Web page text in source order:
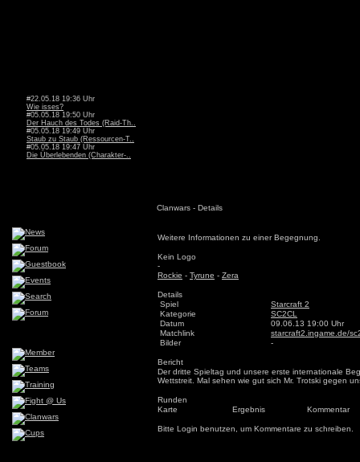
#22.05.18 19:36 Uhr
Wie isses?
#05.05.18 19:50 Uhr
Der Hauch des Todes (Raid-Th..
#05.05.18 19:49 Uhr
Staub zu Staub (Ressourcen-T..
#05.05.18 19:47 Uhr
Die Überlebenden (Charakter-..
Clanwars - Details
Weitere Informationen zu einer Begegnung.
Kein Logo
-
Rockie - Tyrune - Zera
Details
Spiel
Starcraft 2
Kategorie
SC2CL
Datum
09.06.13 19:00 Uhr
Matchlink
starcraft2.ingame.de/
Bilder
-
Bericht
Der dritte Spieltag und unsere erste internationale
Wettstreit. Mal sehen wie gut sich Mr. Trotski gegen
Runden
Karte
Ergebnis Kommentar
Bitte Login benutzen, um Kommentare zu schreiben.